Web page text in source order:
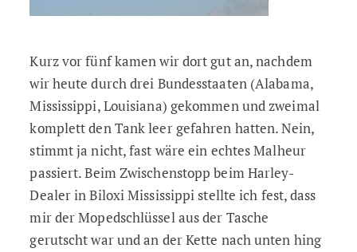
Kurz vor fünf kamen wir dort gut an, nachdem
wir heute durch drei Bundesstaaten (Alabama,
Mississippi, Louisiana) gekommen und zweimal
komplett den Tank leer gefahren hatten. Nein,
stimmt ja nicht, fast wäre ein echtes Malheur
passiert. Beim Zwischenstopp beim Harley-
Dealer in Biloxi Mississippi stellte ich fest, dass
mir der Mopedschlüssel aus der Tasche
gerutscht war und an der Kette nach unten hing